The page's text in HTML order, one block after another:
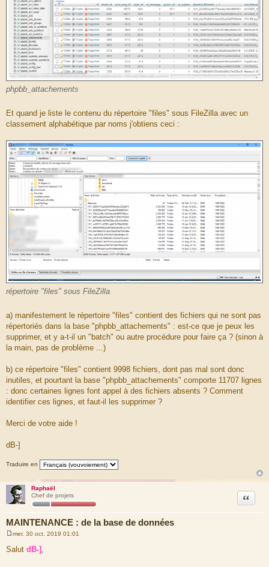
phpbb_attachements
Et quand je liste le contenu du répertoire "files" sous FileZilla avec un
classement alphabétique par noms j'obtiens ceci :
répertoire "files" sous FileZilla
a) manifestement le répertoire "files" contient des fichiers qui ne sont pas
répertoriés dans la base "phpbb_attachements" : est-ce que je peux les
supprimer, et y a-t-il un "batch" ou autre procédure pour faire ça ? (sinon à
la main, pas de problème ...)
b) ce répertoire "files" contient 9998 fichiers, dont pas mal sont donc
inutiles, et pourtant la base "phpbb_attachements" comporte 11707 lignes
: donc certaines lignes font appel à des fichiers absents ? Comment
identifier ces lignes, et faut-il les supprimer ?
Merci de votre aide !
dB-]
Traduire en
Raphaël
Chef de projets
MAINTENANCE : de la base de données
Citation
e
s
mer. 30 oct. 2019 01:01
Salut dB-] ,